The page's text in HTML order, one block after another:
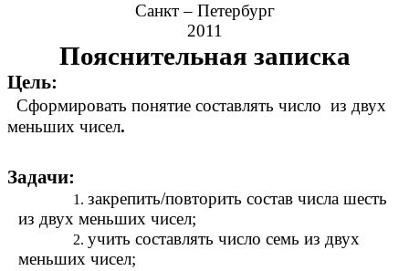
Санкт – Петербург
2011
Пояснительная записка
Цель:
Сформировать понятие составлять число из двух
меньших чисел.
Задачи:
закрепить/повторить состав числа шесть
из двух меньших чисел;
учить составлять число семь из двух
меньших чисел;